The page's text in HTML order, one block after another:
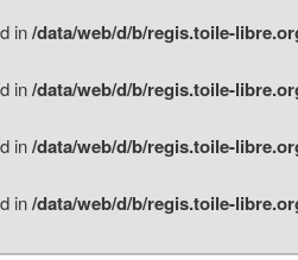
in/data/web/d/b/regis.toile-
in/data/web/d/b/regis.toile-
in/data/web/d/b/regis.toile-
in/data/web/d/b/regis.toile-